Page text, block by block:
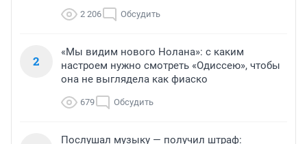
2 206 Обсудить
2
«Мы видим нового Нолана»: с каким
настроем нужно смотреть «Одиссею», чтобы
она не выглядела как фиаско
679 Обсудить
Послушал музыку — получил штраф: